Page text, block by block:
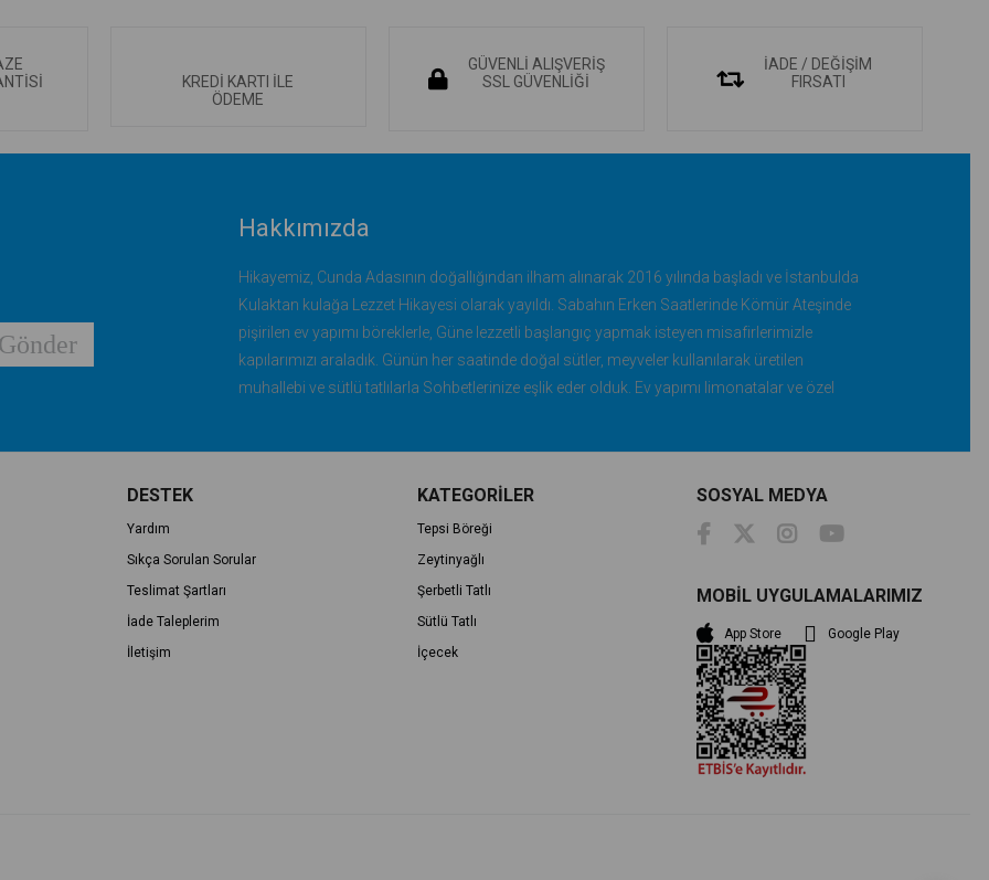
KREDİ KARTI İLE
ÖDEME
GÜVENLİ ALIŞVERİŞ
SSL GÜVENLİĞİ
İADE / DEĞİŞİM
FIRSATI
Hakkımızda
Hikayemiz, Cunda Adasının doğallığından ilham alınarak 2016 yılında başladı ve İstanbulda
Kulaktan kulağa Lezzet Hikayesi olarak yayıldı. Sabahın Erken Saatlerinde Kömür Ateşinde
pişirilen ev yapımı böreklerle, Güne lezzetli başlangıç yapmak isteyen misafirlerimizle
kapılarımızı araladık. Günün her saatinde doğal sütler, meyveler kullanılarak üretilen
muhallebi ve sütlü tatlılarla Sohbetlerinize eşlik eder olduk. Ev yapımı limonatalar ve özel
DESTEK
Yardım
Sıkça Sorulan Sorular
Teslimat Şartları
İade Taleplerim
İletişim
KATEGORİLER
Tepsi Böreği
Zeytinyağlı
Şerbetli Tatlı
Sütlü Tatlı
İçecek
SOSYAL MEDYA
MOBİL UYGULAMALARIMIZ
App Store Google Play